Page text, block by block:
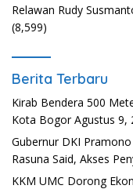
Relawan Rudy
(8,599)
Berita Terbaru
Kirab Bendera 500
Kota Bogor Agustus 9,
Gubernur DKI
Rasuna Said, Akses
KKM UMC Dorong